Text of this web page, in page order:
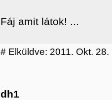
Fáj amit látok! ...
# Elküldve: 2011. Okt. 28.
dh1